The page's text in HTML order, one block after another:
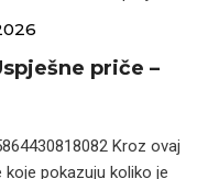
priče –
Kroz ovaj
pokazuju koliko je